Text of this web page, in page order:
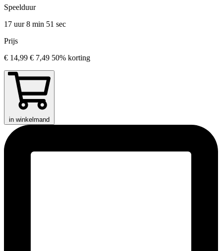
Speelduur
17 uur 8 min 51 sec
Prijs
€ 14,99 € 7,49 50% korting
in winkelmand